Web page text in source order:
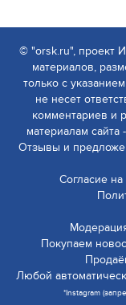
© "orsk.ru", проект
материалов,
только с
не несет
комментариев и
материалам сайта
Отзывы и
Согласие
Покупаем
Любой
*Instagram